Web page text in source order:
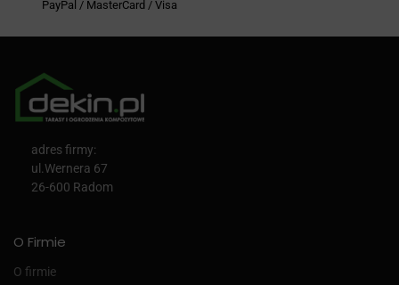
PayPal / MasterCard / Visa
adres firmy:
ul.Wernera 67
26-600 Radom
O Firmie
O firmie